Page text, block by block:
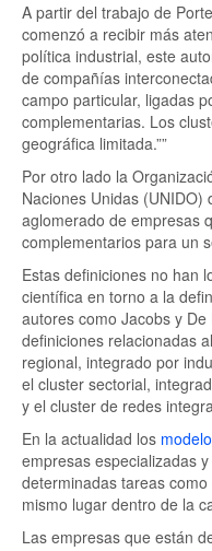
A partir del trabajo de
comenzó a recibir más
política industrial, este
de compañías
campo particular, ligadas
complementarias. Los
geográfica limitada.”
Por otro lado la
Naciones Unidas
aglomerado de empresas
complementarios para un
Estas definiciones no han
científica en torno a la
autores como Jacobs y
definiciones relacionadas
regional, integrado por
el cluster sectorial,
y el cluster de redes
En la actualidad los
empresas especializadas
determinadas tareas
mismo lugar dentro de la
Las empresas que están